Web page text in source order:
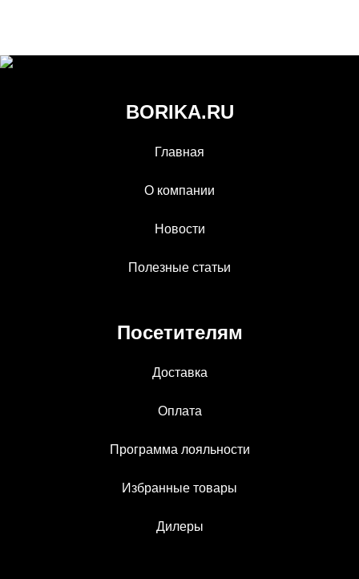
BORIKA.RU
Главная
О компании
Новости
Полезные статьи
Посетителям
Доставка
Оплата
Программа лояльности
Избранные товары
Дилеры